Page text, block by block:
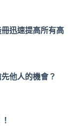
迅速提高所有高
他人的機會？